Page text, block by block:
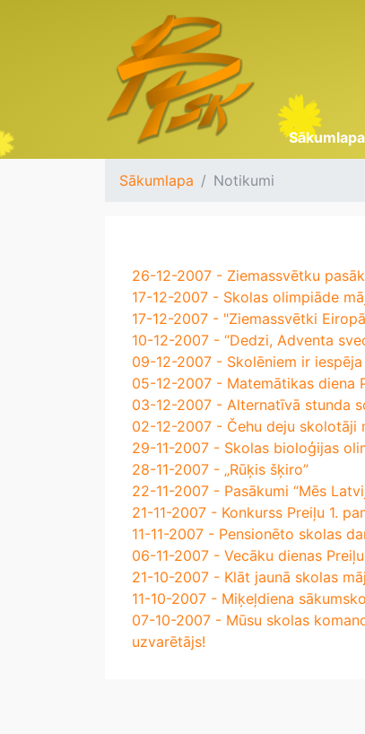
Sākumlapa
Sākumlapa Notikumi
26-12-2007 - Ziemassvētku
17-12-2007 - Skolas olimpiāde
17-12-2007 - "Ziemassvētki
10-12-2007 - “Dedzi, Adventa
09-12-2007 - Skolēniem ir
05-12-2007 - Matemātikas diena
03-12-2007 - Alternatīvā stunda
02-12-2007 - Čehu deju skolotāji
29-11-2007 - Skolas bioloģijas
28-11-2007 - „Rūķis šķiro”
22-11-2007 - Pasākumi “Mēs
21-11-2007 - Konkurss Preiļu 1.
11-11-2007 - Pensionēto skolas
06-11-2007 - Vecāku dienas
21-10-2007 - Klāt jaunā skolas
11-10-2007 - Miķeļdiena
07-10-2007 - Mūsu skolas
uzvarētājs!